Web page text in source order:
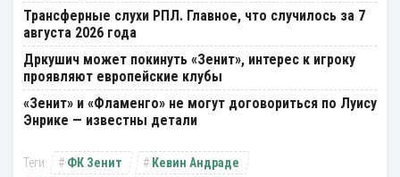
Трансферные слухи РПЛ. Главное, что случилось за 7
августа 2026 года
Дркушич может покинуть «Зенит», интерес к игроку
проявляют европейские клубы
«Зенит» и «Фламенго» не могут договориться по Луису
Энрике — известны детали
ФК Зенит
Кевин Андраде